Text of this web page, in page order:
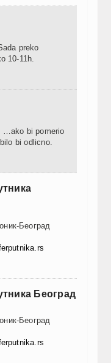
preko
10-11h.
…ako bi pomerio
bi odlicno.
Београд
Београд
Београд